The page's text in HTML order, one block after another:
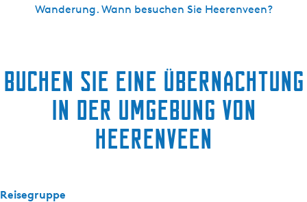
Wanderung. Wann besuchen Sie Heerenveen?
Buchen Sie eine Übernachtung
in der Umgebung von
Heerenveen
Reisegruppe